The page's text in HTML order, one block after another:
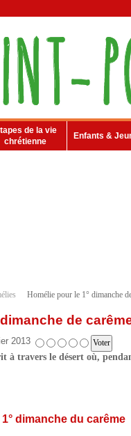
de la vie
chrétienne
Enfants &
Homélie pour le 1° dimanche
de
2013
à travers le désert où,
1° dimanche du carême